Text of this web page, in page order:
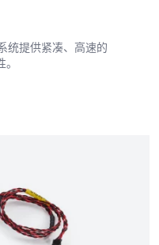
统提供紧凑、高速的